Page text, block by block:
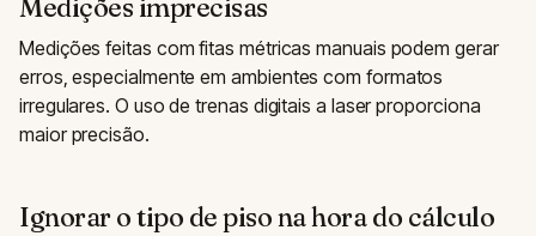
Medições imprecisas
Medições feitas com fitas métricas manuais podem gerar
erros, especialmente em ambientes com formatos
irregulares. O uso de trenas digitais a laser proporciona
maior precisão.
Ignorar o tipo de piso na hora do cálculo